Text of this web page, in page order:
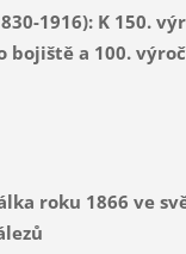
1916): K 150.
bojiště a 100.
roku 1866 ve